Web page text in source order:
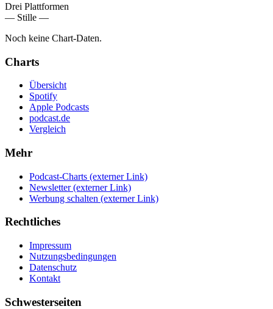
Drei Plattformen
— Stille —
Noch keine Chart-Daten.
Charts
Übersicht
Spotify
Apple Podcasts
podcast.de
Vergleich
Mehr
Podcast-Charts (externer Link)
Newsletter (externer Link)
Werbung schalten (externer Link)
Rechtliches
Impressum
Nutzungsbedingungen
Datenschutz
Kontakt
Schwesterseiten